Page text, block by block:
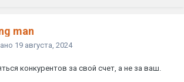
man
19 августа, 2024
конкурентов за свой счет, а не за ваш.